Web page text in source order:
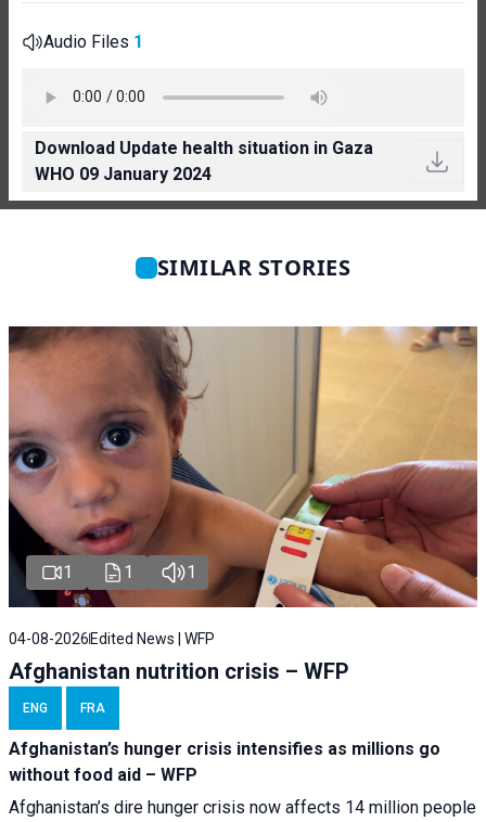
Audio Files 1
Download Update health situation in Gaza
WHO 09 January 2024
SIMILAR STORIES
1 1 1
04-08-2026 Edited News | WFP
Afghanistan nutrition crisis – WFP
ENG FRA
Afghanistan’s hunger crisis intensifies as millions go
without food aid – WFP
Afghanistan’s dire hunger crisis now affects 14 million people